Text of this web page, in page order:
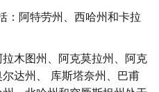
：阿特劳州、西哈州和卡拉
木图州、阿克莫拉州、阿克
达州、 库斯塔奈州、巴甫